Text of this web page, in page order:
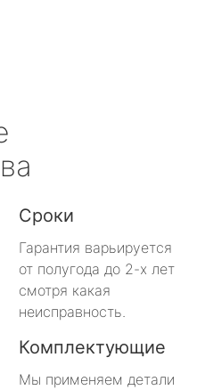
Сроки
Гарантия варьируется
от полугода до 2-х лет
смотря какая
неисправность.
Комплектующие
Мы применяем детали